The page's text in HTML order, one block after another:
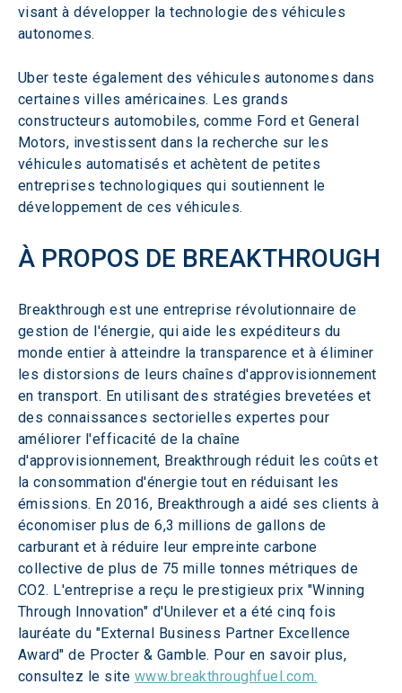
visant à développer la technologie des véhicules
autonomes.
Uber teste également des véhicules autonomes dans
certaines villes américaines. Les grands
constructeurs automobiles, comme Ford et General
Motors, investissent dans la recherche sur les
véhicules automatisés et achètent de petites
entreprises technologiques qui soutiennent le
développement de ces véhicules.
À PROPOS DE BREAKTHROUGH
Breakthrough est une entreprise révolutionnaire de
gestion de l'énergie, qui aide les expéditeurs du
monde entier à atteindre la transparence et à éliminer
les distorsions de leurs chaînes d'approvisionnement
en transport. En utilisant des stratégies brevetées et
des connaissances sectorielles expertes pour
améliorer l'efficacité de la chaîne
d'approvisionnement, Breakthrough réduit les coûts et
la consommation d'énergie tout en réduisant les
émissions. En 2016, Breakthrough a aidé ses clients à
économiser plus de 6,3 millions de gallons de
carburant et à réduire leur empreinte carbone
collective de plus de 75 mille tonnes métriques de
CO2. L'entreprise a reçu le prestigieux prix "Winning
Through Innovation" d'Unilever et a été cinq fois
lauréate du "External Business Partner Excellence
Award" de Procter & Gamble. Pour en savoir plus,
consultez le site www.breakthroughfuel.com.